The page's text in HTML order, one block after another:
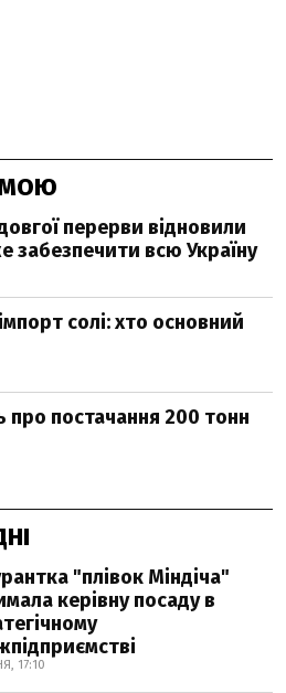
перерви відновили
забезпечити всю Україну
солі: хто основний
про постачання 200 тонн
"плівок Міндіча"
керівну посаду в
17:10